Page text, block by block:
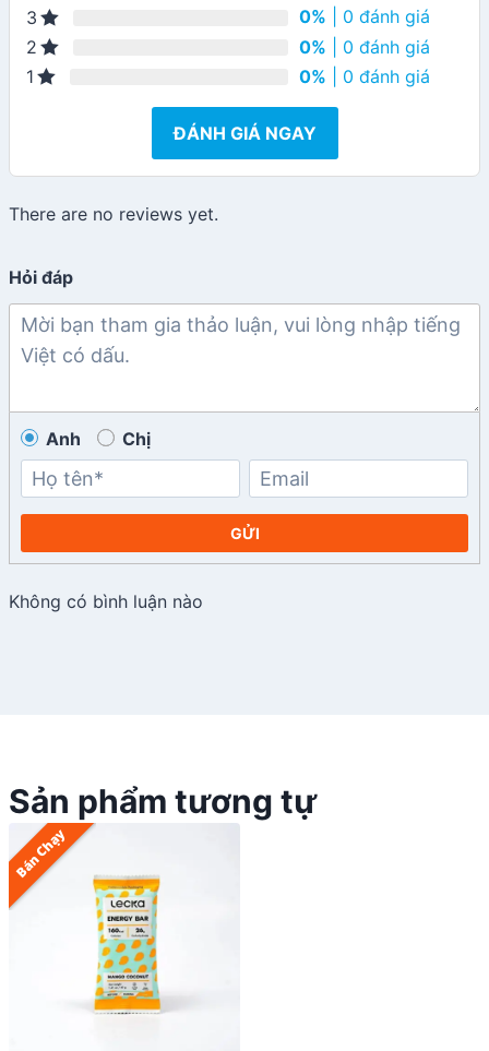
3
0% | 0 đánh giá
2
0% | 0 đánh giá
1
0% | 0 đánh giá
ĐÁNH GIÁ NGAY
There are no reviews yet.
Hỏi đáp
Anh Chị
GỬI
Không có bình luận nào
Sản phẩm tương tự
Bán Chạy